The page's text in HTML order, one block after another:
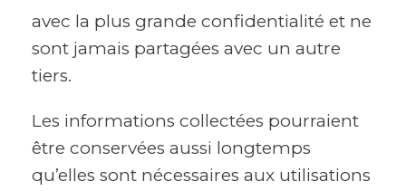
avec la plus grande confidentialité et ne
sont jamais partagées avec un autre
tiers.
Les informations collectées pourraient
être conservées aussi longtemps
qu’elles sont nécessaires aux utilisations